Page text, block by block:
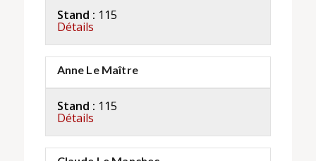
Stand : 115
Détails
Anne Le Maître
Stand : 115
Détails